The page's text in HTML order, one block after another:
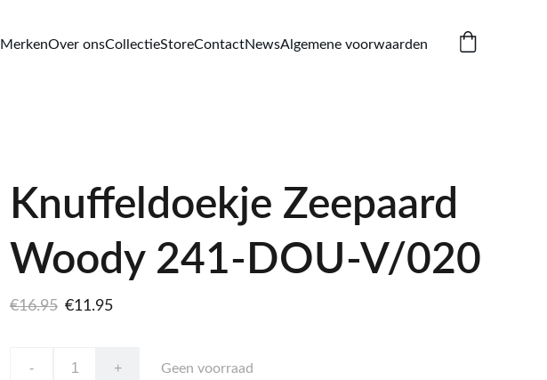
MerkenOver onsCollectieStoreContactNewsAlgemene voorwaarden
Knuffeldoekje Zeepaard
Woody 241-DOU-V/020
€16.95 €11.95
- + Geen voorraad